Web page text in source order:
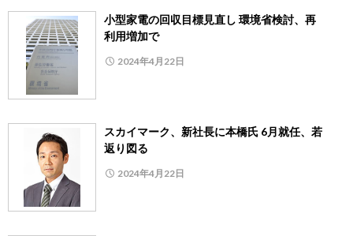
小型家電の回収目標見直し 環境省検討、再
利用増加で
2024年4月22日
スカイマーク、新社長に本橋氏 6月就任、若
返り図る
2024年4月22日